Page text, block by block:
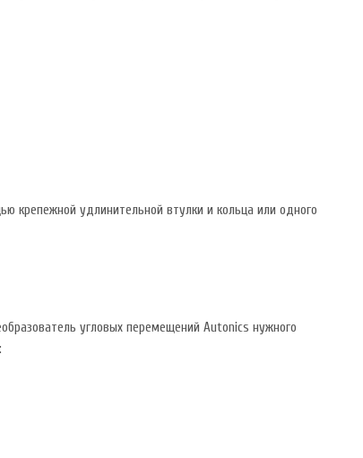
крепежной удлинительной втулки и кольца или одного
угловых перемещений Autonics нужного